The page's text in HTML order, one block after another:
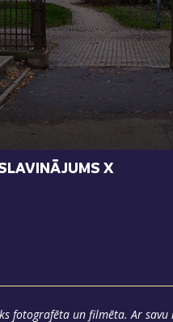
X
fotografēta un filmēta. Ar